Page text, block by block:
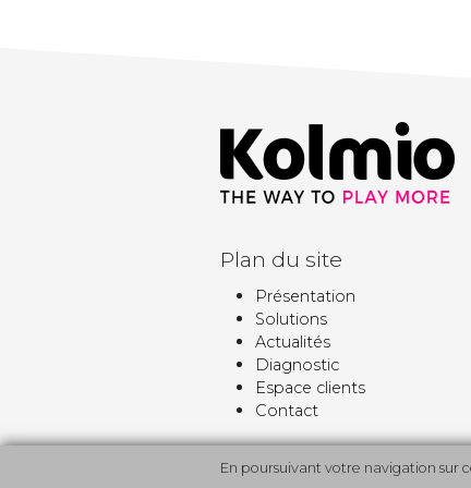
Plan du site
Présentation
Solutions
Actualités
Diagnostic
Espace clients
Contact
En poursuivant votre navigation sur